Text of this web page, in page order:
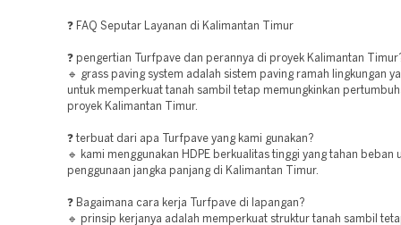
❓ FAQ Seputar Layanan di Kalimantan Timur
❓ pengertian Turfpave dan perannya di proyek Kalimantan
🔹 grass paving system adalah sistem paving ramah lingkungan
untuk memperkuat tanah sambil tetap memungkinkan
proyek Kalimantan Timur.
❓ terbuat dari apa Turfpave yang kami gunakan?
🔹 kami menggunakan HDPE berkualitas tinggi yang tahan beban
penggunaan jangka panjang di Kalimantan Timur.
❓ Bagaimana cara kerja Turfpave di lapangan?
🔹 prinsip kerjanya adalah memperkuat struktur tanah sambil